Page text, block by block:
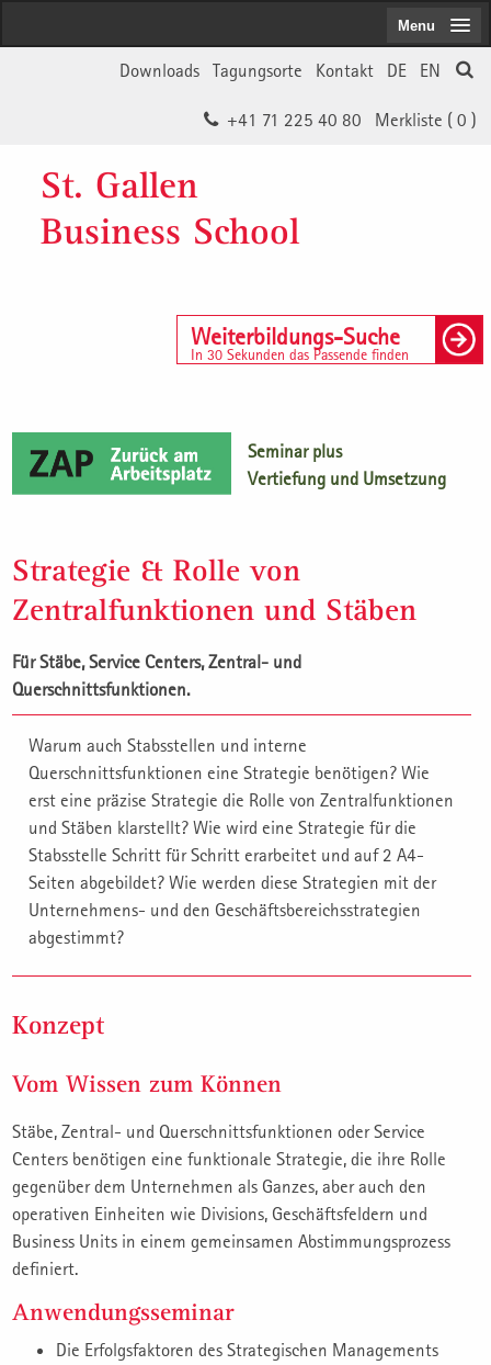
EN
DE
Kontakt
Tagungsorte
Downloads
Merkliste ( 0 )
+41 71 225 40 80
St. Gallen
Business School
Weiterbildungs-Suche
In 30 Sekunden das Passende finden
Menu
Seminar plus
Vertiefung und Umsetzung
Strategie & Rolle von
Zentralfunktionen und Stäben
Für Stäbe, Service Centers, Zentral- und
Querschnittsfunktionen.
Warum auch Stabsstellen und interne
Querschnittsfunktionen eine Strategie benötigen? Wie
erst eine präzise Strategie die Rolle von Zentralfunktionen
und Stäben klarstellt? Wie wird eine Strategie für die
Stabsstelle Schritt für Schritt erarbeitet und auf 2 A4-
Seiten abgebildet? Wie werden diese Strategien mit der
Unternehmens- und den Geschäftsbereichsstrategien
abgestimmt?
Konzept
Vom Wissen zum Können
Stäbe, Zentral- und Querschnittsfunktionen oder Service
Centers benötigen eine funktionale Strategie, die ihre Rolle
gegenüber dem Unternehmen als Ganzes, aber auch den
operativen Einheiten wie Divisions, Geschäftsfeldern und
Business Units in einem gemeinsamen Abstimmungsprozess
definiert.
Anwendungsseminar
Die Erfolgsfaktoren des Strategischen Managements